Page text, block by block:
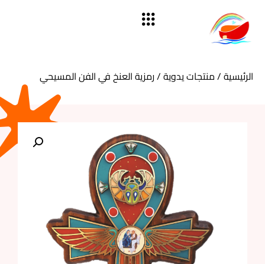
الرئيسية/منتجات يدوية/ رمزية العنخ في الفن المسيحي